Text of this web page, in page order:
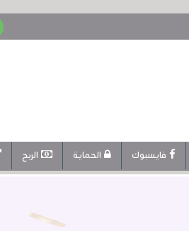
فايسبوك الحماية الربح